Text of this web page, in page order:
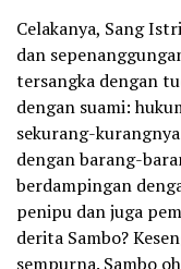
Celakanya, Sang
dan
tersangka dengan
dengan suami:
sekurang-
dengan barang-
berdampingan
penipu dan juga
derita Sambo?
sempurna. Sambo